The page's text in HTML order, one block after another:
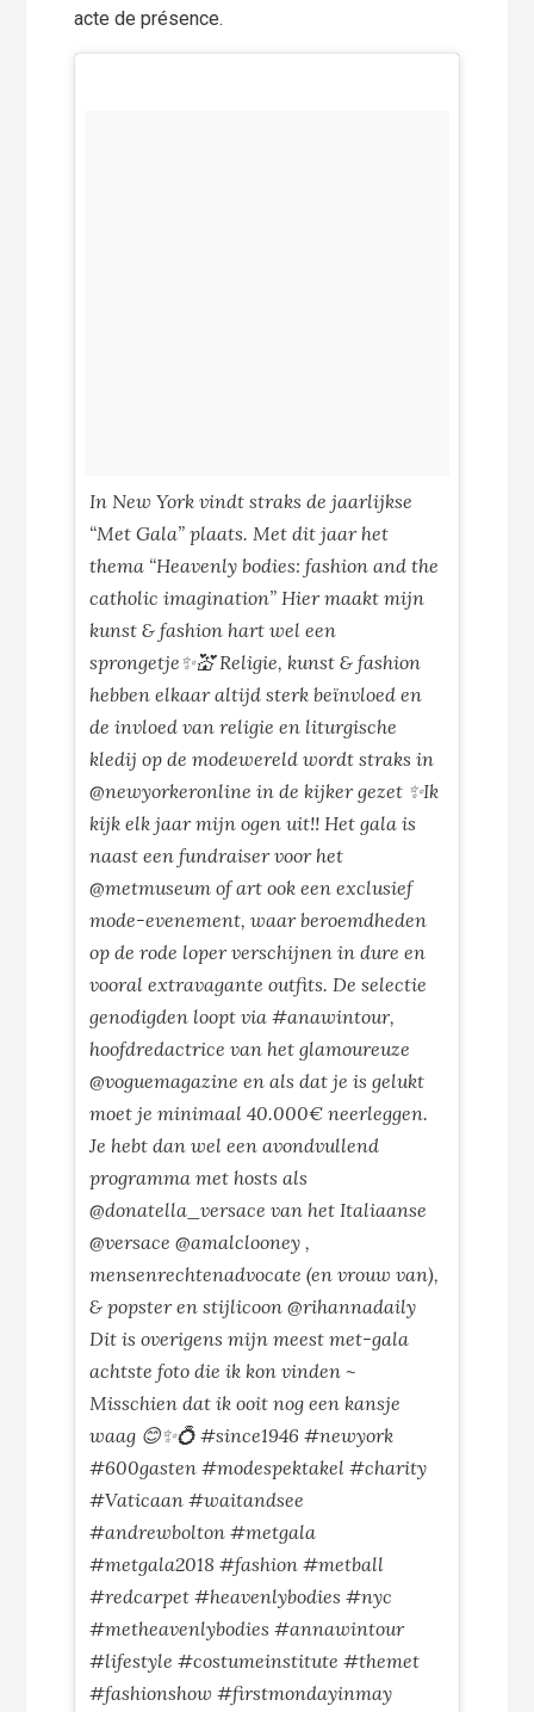
acte de présence.
In New York vindt straks de jaarlijkse
“Met Gala” plaats. Met dit jaar het
thema “Heavenly bodies: fashion and the
catholic imagination” Hier maakt mijn
kunst & fashion hart wel een
sprongetje✨💒 Religie, kunst & fashion
hebben elkaar altijd sterk beïnvloed en
de invloed van religie en liturgische
kledij op de modewereld wordt straks in
@newyorkeronline in de kijker gezet ✨Ik
kijk elk jaar mijn ogen uit!! Het gala is
naast een fundraiser voor het
@metmuseum of art ook een exclusief
mode-evenement, waar beroemdheden
op de rode loper verschijnen in dure en
vooral extravagante outfits. De selectie
genodigden loopt via #anawintour,
hoofdredactrice van het glamoureuze
@voguemagazine en als dat je is gelukt
moet je minimaal 40.000€ neerleggen.
Je hebt dan wel een avondvullend
programma met hosts als
@donatella_versace van het Italiaanse
@versace @amalclooney ,
mensenrechtenadvocate (en vrouw van),
& popster en stijlicoon @rihannadaily
Dit is overigens mijn meest met-gala
achtste foto die ik kon vinden ~
Misschien dat ik ooit nog een kansje
waag 😊✨💍 #since1946 #newyork
#600gasten #modespektakel #charity
#Vaticaan #waitandsee
#andrewbolton #metgala
#metgala2018 #fashion #metball
#redcarpet #heavenlybodies #nyc
#metheavenlybodies #annawintour
#lifestyle #costumeinstitute #themet
#fashionshow #firstmondayinmay